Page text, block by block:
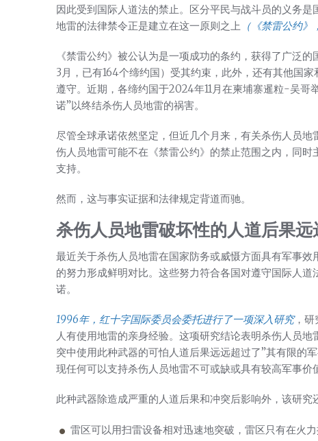
因此受到国际人道法的禁止。区分平民与战斗员的义务
地雷的法律禁令正是建立在这一原则之上 （《禁雷公约》
《禁雷公约》被公认为是一项成功的条约，获得了广泛
3月，已有164个缔约国）受其约束，此外，还有其他国家
遵守。近期，各缔约国于2024年11月在柬埔寨暹粒-吴哥
诺”以终结杀伤人员地雷的祸害。
尽管全球承诺依然坚定，但近几个月来，有关杀伤人员
伤人员地雷可能不在《禁雷公约》的禁止范围之内，同
支持。
然而，这与事实证据和法律规定背道而驰。
杀伤人员地雷破坏性的人道后果
最近关于杀伤人员地雷在国家防务或威慑方面具有军事
的努力形成鲜明对比。这些努力符合各国对遵守国际人道
诺。
1996年，红十字国际委员会委托进行了一项深入研究，研
人有使用地雷的亲身经验。这项研究结论表明杀伤人员
突中使用此种武器的可怕人道后果远远超过了”其有限的
现任何可以支持杀伤人员地雷不可或缺或具有较高军事价
此种武器除造成严重的人道后果和冲突后影响外，该研究
雷区可以用扫雷设备相对迅速地突破，雷区只有在火